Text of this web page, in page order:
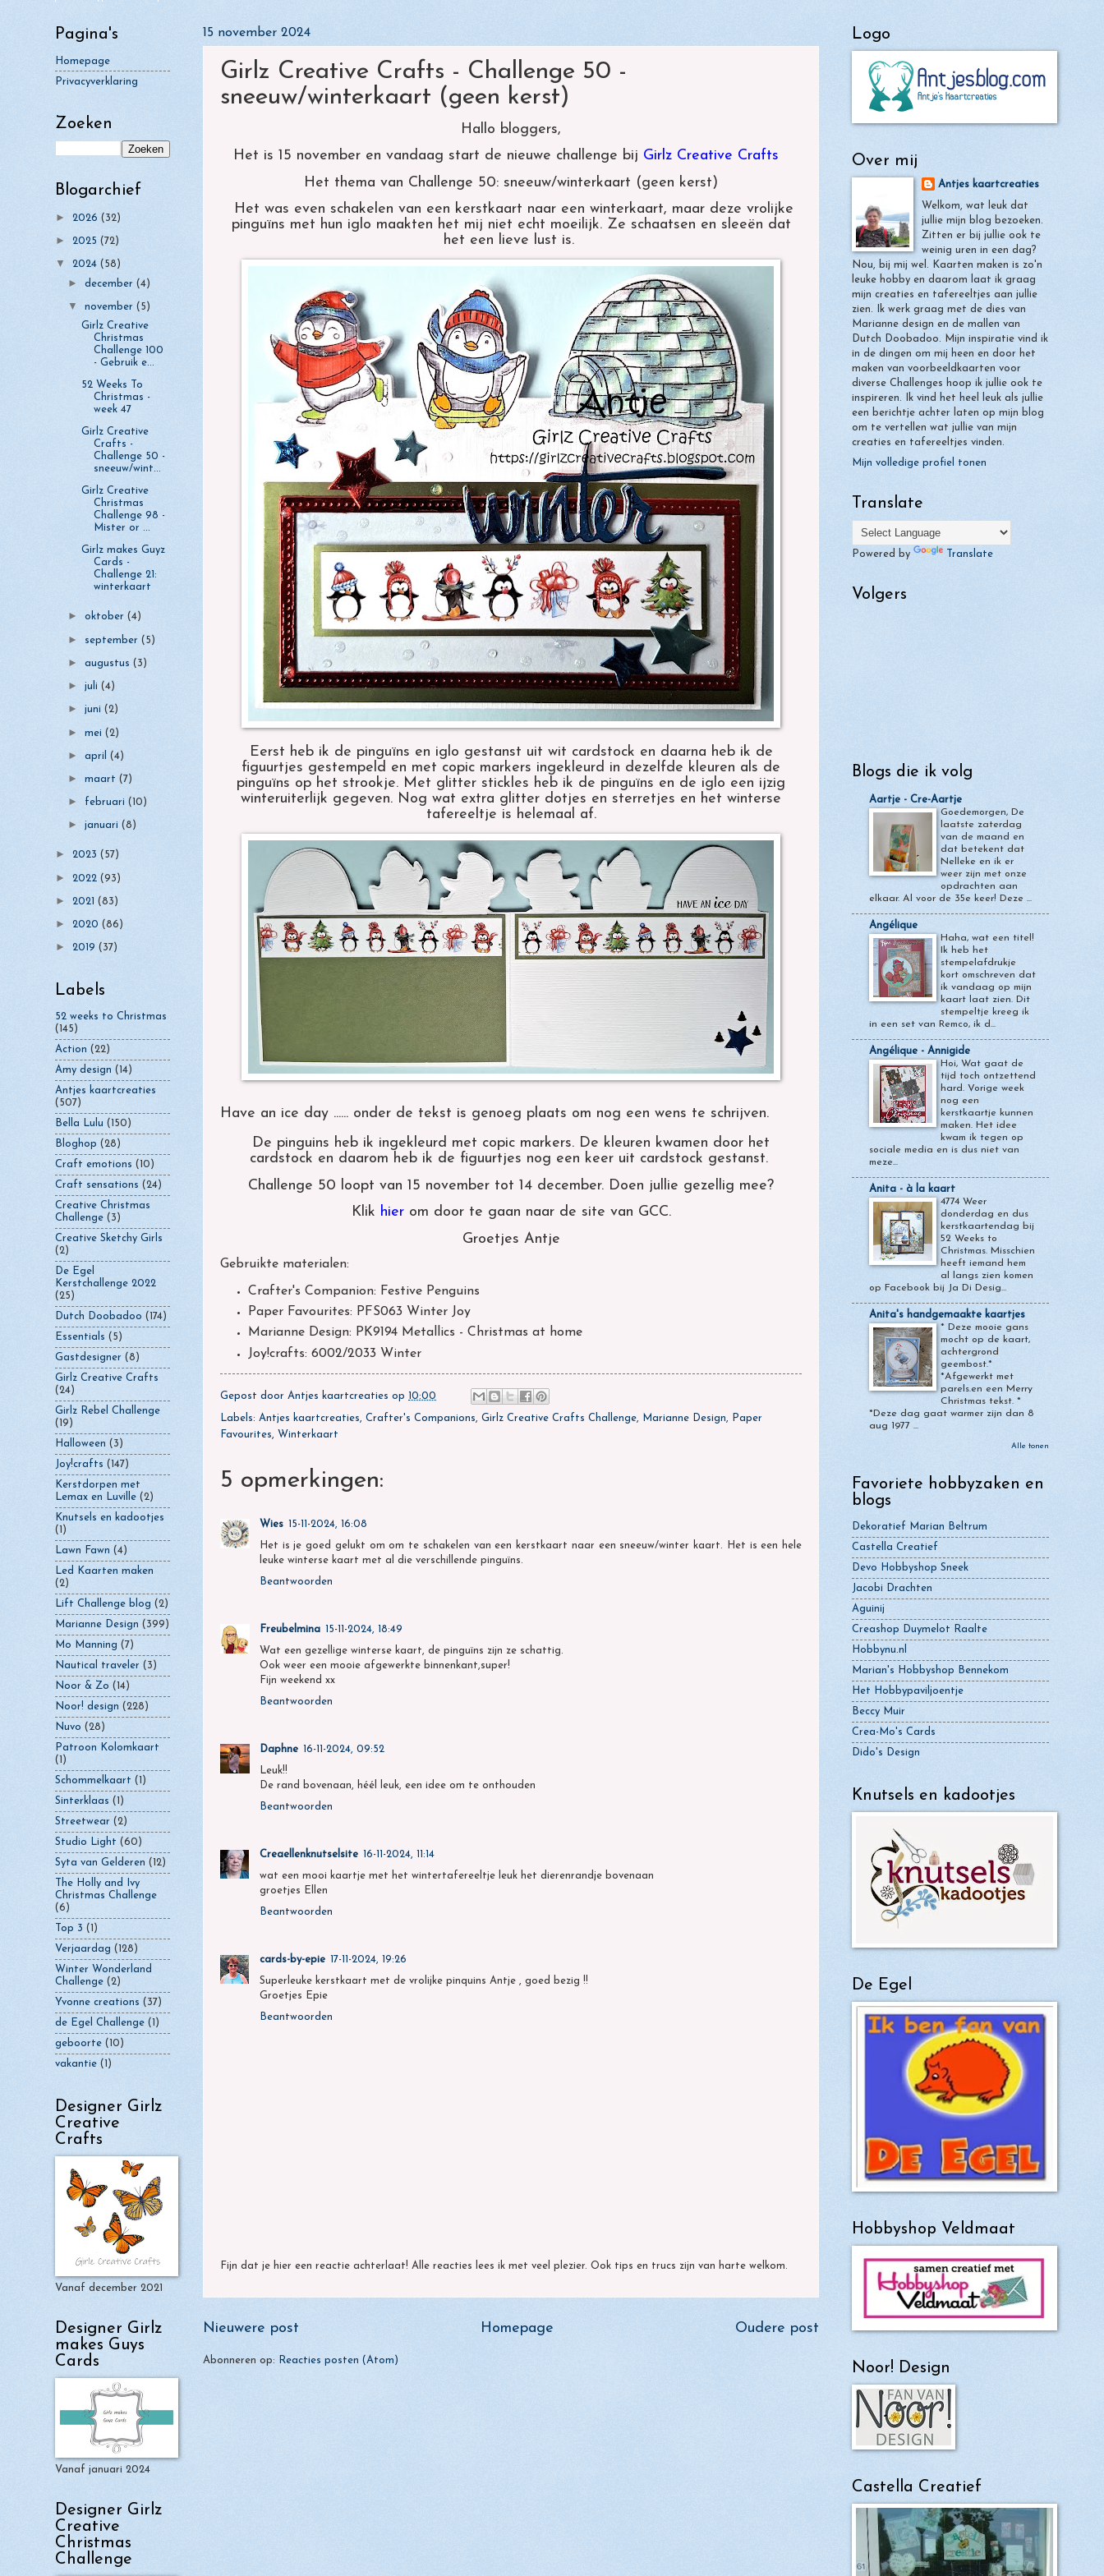
Girlz makes Guyz Cards - Challenge 21:
►
► mei
►
► februari
► januari
15 november 2024
Girlz Creative Crafts - Challenge 50 -
sneeuw/winterkaart (geen kerst)
Hallo bloggers,
Het is 15 november en vandaag start de nieuwe challenge bij Girlz Creative Crafts
Het thema van Challenge 50: sneeuw/winterkaart (geen kerst)
Het was even schakelen van een kerstkaart naar een winterkaart, maar deze vrolijke
pinguïns met hun iglo maakten het mij niet echt moeilijk. Ze schaatsen en sleeën dat
het een lieve lust is.
Eerst heb ik de pinguïns en iglo gestanst uit wit cardstock en daarna heb ik de
figuurtjes gestempeld en met copic markers ingekleurd in dezelfde kleuren als de
pinguïns op het strookje. Met glitter stickles heb ik de pinguïns en de iglo een ijzig
winteruiterlijk gegeven. Nog wat extra glitter dotjes en sterretjes en het winterse
tafereeltje is helemaal af.
Have an ice day ...... onder de tekst is genoeg plaats om nog een wens te schrijven.
De pinguins heb ik ingekleurd met copic markers. De kleuren kwamen door het
cardstock en daarom heb ik de figuurtjes nog een keer uit cardstock gestanst.
Challenge 50 loopt van 15 november tot 14 december. Doen jullie gezellig mee?
Klik hierom door te gaan naar de site van GCC.
Groetjes Antje
Gebruikte materialen:
Crafter's Companion: Festive Penguins
Paper Favourites: PFS063 Winter Joy
Marianne Design: PK9194 Metallics - Christmas at home
Joy!crafts: 6002/2033 Winter
Gepost door Antjes kaartcreaties op 10:00
Labels: Antjes kaartcreaties, Crafter's Companions, Girlz Creative Crafts Challenge, Marianne Design,
Paper
Favourites, Winterkaart
5 opmerkingen:
Wies 15-11-2024, 16:08
Het is je goed gelukt om om te schakelen van een kerstkaart naar een sneeuw/winter kaart. Het is een hele
leuke winterse kaart met al die verschillende pinguïns.
Beantwoorden
Freubelmina 15-11-2024, 18:49
Wat een gezellige winterse kaart, de pinguïns zijn ze schattig.
Ook weer een mooie afgewerkte binnenkant,super!
Fijn weekend xx
Beantwoorden
Daphne 16-11-2024, 09:52
Leuk!!
De rand bovenaan, héél leuk, een idee om te onthouden
Beantwoorden
Creaellenknutselsite 16-11-2024, 11:14
wat een mooi kaartje met het wintertafereeltje leuk het dierenrandje bovenaan
groetjes Ellen
Beantwoorden
cards-by-epie 17-11-2024, 19:26
Superleuke kerstkaart met de vrolijke pinquins Antje , goed bezig !!
Groetjes Epie
Beantwoorden
Fijn dat je hier een reactie achterlaat! Alle reacties lees ik met veel plezier. Ook tips en trucs zijn van harte welkom.
Nieuwere post Oudere post
Homepage
Abonneren op: Reacties posten (Atom)
Pagina's
Homepage
Privacyverklaring
Zoeken
Blogarchief
► 2026 (32)
► 2025 (72)
▼ 2024 (58)
►december(4)
▼november(5)
Girlz Creative
Christmas
Challenge 100
- Gebruik e...
52 Weeks To
Christmas -
week 47
Girlz Creative
Crafts -
Challenge 50 -
sneeuw/wint...
Girlz Creative
Christmas
Challenge 98 -
Mister or ...
Girlz makes Guyz
Cards -
Challenge 21:
winterkaart
►oktober(4)
► september(5)
►augustus(3)
►juli(4)
►juni(2)
►mei(2)
►april(4)
►maart(7)
► februari(10)
►januari(8)
► 2023 (57)
► 2022 (93)
► 2021 (83)
► 2020 (86)
► 2019 (37)
Labels
52 weeks to Christmas
(145)
Action (22)
Amy design (14)
Antjes kaartcreaties
(507)
Bella Lulu (150)
Bloghop (28)
Craft emotions (10)
Craft sensations (24)
Creative Christmas
Challenge (3)
Creative Sketchy Girls
(2)
De Egel
Kerstchallenge 2022
(25)
Dutch Doobadoo (174)
Essentials (5)
Gastdesigner (8)
Girlz Creative Crafts
(24)
Girlz Rebel Challenge
(19)
Halloween (3)
Joy!crafts (147)
Kerstdorpen met
Lemax en Luville (2)
Knutsels en kadootjes
(1)
Lawn Fawn (4)
Led Kaarten maken
(2)
Lift Challenge blog (2)
Marianne Design (399)
Mo Manning (7)
Nautical traveler (3)
Noor & Zo (14)
Noor! design (228)
Nuvo (28)
Patroon Kolomkaart
(1)
Schommelkaart (1)
Sinterklaas (1)
Streetwear (2)
Studio Light (60)
Syta van Gelderen (12)
The Holly and Ivy
Christmas Challenge
(6)
Top 3 (1)
Verjaardag (128)
Winter Wonderland
Challenge (2)
Yvonne creations (37)
de Egel Challenge (1)
geboorte (10)
vakantie (1)
Designer Girlz
Creative
Crafts
Vanaf december 2021
Designer Girlz
makes Guys
Cards
Vanaf januari 2024
Designer Girlz
Creative
Christmas
Challenge
Logo
Over mij
Antjes kaartcreaties
Welkom, wat leuk dat
jullie mijn blog bezoeken.
Zitten er bij jullie ook te
weinig uren in een dag?
Nou, bij mij wel. Kaarten maken is zo'n
leuke hobby en daarom laat ik graag
mijn creaties en tafereeltjes aan jullie
zien. Ik werk graag met de dies van
Marianne design en de mallen van
Dutch Doobadoo. Mijn inspiratie vind ik
in de dingen om mij heen en door het
maken van voorbeeldkaarten voor
diverse Challenges hoop ik jullie ook te
inspireren. Ik vind het heel leuk als jullie
een berichtje achter laten op mijn blog
om te vertellen wat jullie van mijn
creaties en tafereeltjes vinden.
Mijn volledige profiel tonen
Translate
Powered by Translate
Volgers
Blogs die ik volg
Aartje - Cre-Aartje
Goedemorgen, De
laatste zaterdag
van de maand en
dat betekent dat
Nelleke en ik er
weer zijn met onze
opdrachten aan
elkaar. Al voor de 35e keer! Deze ...
Angélique
Haha, wat een titel!
Ik heb het
stempelafdrukje
kort omschreven dat
ik vandaag op mijn
kaart laat zien. Dit
stempeltje kreeg ik
in een set van Remco, ik d...
Angélique - Annigide
Hoi, Wat gaat de
tijd toch ontzettend
hard. Vorige week
nog een
kerstkaartje kunnen
maken. Het idee
kwam ik tegen op
sociale media en is dus niet van
meze...
Anita - à la kaart
4774 Weer
donderdag en dus
kerstkaartendag bij
52 Weeks to
Christmas. Misschien
heeft iemand hem
al langs zien komen
op Facebook bij Ja Di Desig...
Anita's handgemaakte kaartjes
* Deze mooie gans
mocht op de kaart,
achtergrond
geembost.*
*Afgewerkt met
parels.en een Merry
Christmas tekst. *
*Deze dag gaat warmer zijn dan 8
aug 1977 ...
Alle tonen
Favoriete hobbyzaken en
blogs
Dekoratief Marian Beltrum
Castella Creatief
Devo Hobbyshop Sneek
Jacobi Drachten
Aguinij
Creashop Duymelot Raalte
Hobbynu.nl
Marian's Hobbyshop Bennekom
Het Hobbypaviljoentje
Beccy Muir
Crea-Mo's Cards
Dido's Design
Knutsels en kadootjes
De Egel
Hobbyshop Veldmaat
Noor! Design
Castella Creatief